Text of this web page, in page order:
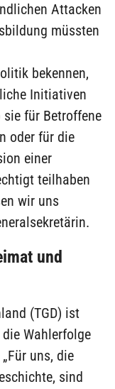
Attacken
müssten
bekennen,
Initiativen
sie für Betroffene
oder für die
einer
teilhaben
wir uns
und
(TGD) ist
Wahlerfolge
uns, die
sind